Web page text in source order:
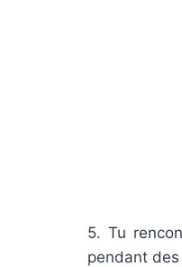
5. Tu
pendant des